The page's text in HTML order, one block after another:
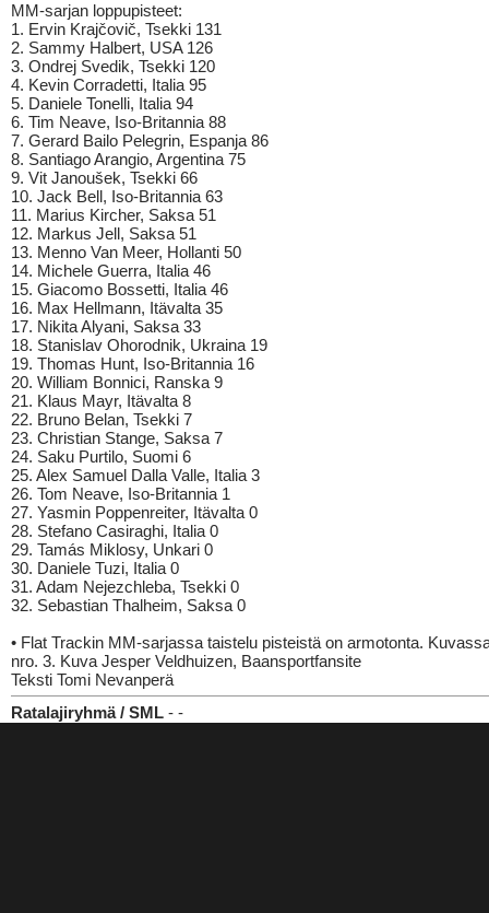
MM-sarjan loppupisteet:
1. Ervin Krajčovič, Tsekki 131
2. Sammy Halbert, USA 126
3. Ondrej Svedik, Tsekki 120
4. Kevin Corradetti, Italia 95
5. Daniele Tonelli, Italia 94
6. Tim Neave, Iso-Britannia 88
7. Gerard Bailo Pelegrin, Espanja 86
8. Santiago Arangio, Argentina 75
9. Vit Janoušek, Tsekki 66
10. Jack Bell, Iso-Britannia 63
11. Marius Kircher, Saksa 51
12. Markus Jell, Saksa 51
13. Menno Van Meer, Hollanti 50
14. Michele Guerra, Italia 46
15. Giacomo Bossetti, Italia 46
16. Max Hellmann, Itävalta 35
17. Nikita Alyani, Saksa 33
18. Stanislav Ohorodnik, Ukraina 19
19. Thomas Hunt, Iso-Britannia 16
20. William Bonnici, Ranska 9
21. Klaus Mayr, Itävalta 8
22. Bruno Belan, Tsekki 7
23. Christian Stange, Saksa 7
24. Saku Purtilo, Suomi 6
25. Alex Samuel Dalla Valle, Italia 3
26. Tom Neave, Iso-Britannia 1
27. Yasmin Poppenreiter, Itävalta 0
28. Stefano Casiraghi, Italia 0
29. Tamás Miklosy, Unkari 0
30. Daniele Tuzi, Italia 0
31. Adam Nejezchleba, Tsekki 0
32. Sebastian Thalheim, Saksa 0
• Flat Trackin MM-sarjassa taistelu pisteistä on armotonta.
nro. 3. Kuva Jesper Veldhuizen, Baansportfansite
Teksti Tomi Nevanperä
Ratalajiryhmä / SML - -